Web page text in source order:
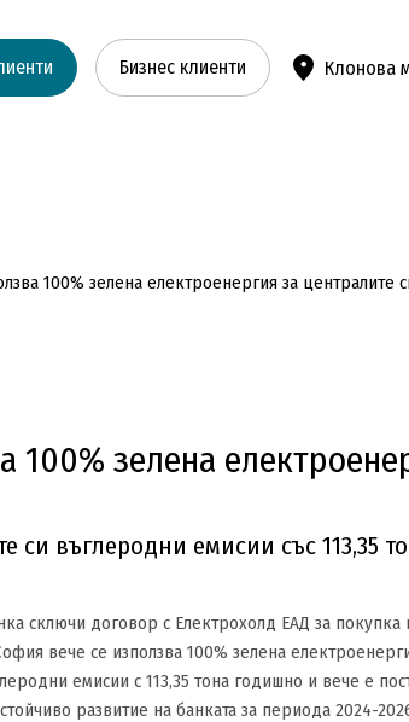
Бизнес клиенти Клонова
100% зелена електроенергия за централите
100% зелена
си въглеродни емисии със 113,35
сключи договор с Електрохолд ЕАД за
вече се използва 100% зелена
емисии с 113,35 тона годишно и вече е
развитие на банката за периода 2024-